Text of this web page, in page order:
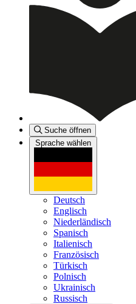
Suche öffnen
Sprache wählen
Deutsch
Englisch
Niederländisch
Spanisch
Italienisch
Französisch
Türkisch
Polnisch
Ukrainisch
Russisch